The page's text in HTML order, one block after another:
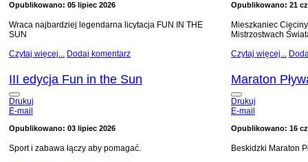
Opublikowano: 05 lipiec 2026
Wraca najbardziej legendarna licytacja FUN IN THE
SUN
Czytaj więcej... Dodaj komentarz
Opublikowano: 21
Mieszkaniec
Mistrzostwach
Czytaj więcej...
III edycja Fun in the Sun
Drukuj
E-mail
Opublikowano: 03 lipiec 2026
Sport i zabawa łączy aby pomagać.
Maraton
Drukuj
E-mail
Opublikowano: 16
Beskidzki Maraton